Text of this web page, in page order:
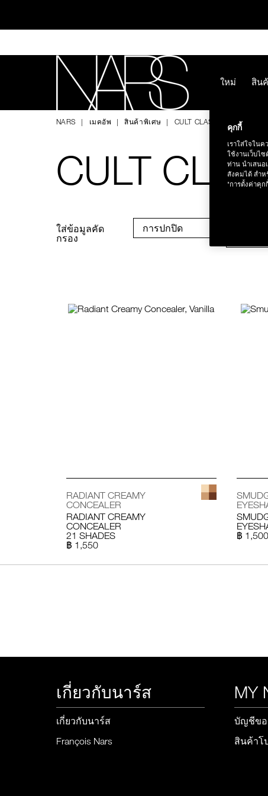
content
ช้อป NEW Light
ใหม่ สิน
NARS เมคอัพ สินค้าพิเศษ CULT CLASSICS
CULT
ใส่ข้อมูลคัด
กรอง
การปกปิด
RADIANT CREAMY
CONCEALER
RADIANT CREAMY
CONCEALER
21 SHADES
฿ 1,550
฿ 1,500
เกี่ยวกับนาร์ส
เกี่ยวกับนาร์ส
François Nars
MY
บัญชีข
สินค้าโ
คุกกี้
เราใส่ใจใน
ใช้งานเว็บไ
ท่าน นำเสนอ
สังคมได้ สำห
"การตั้งค่าคุ